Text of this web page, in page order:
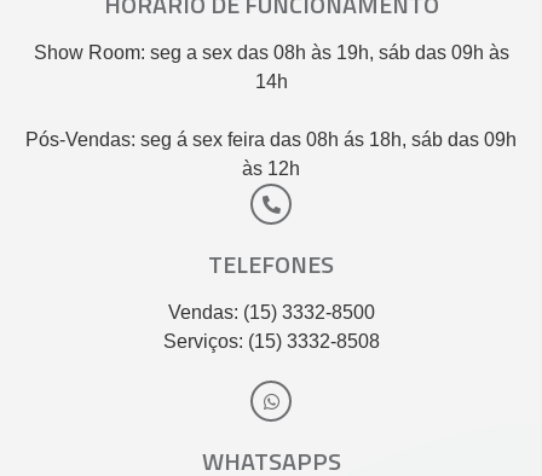
Show Room: seg a sex das 08h às 19h, sáb das 09h às
14h
Pós-Vendas: seg á sex feira das 08h ás 18h, sáb das 09h
às 12h
TELEFONES
Vendas: (15) 3332-8500
Serviços: (15) 3332-8508
WHATSAPPS